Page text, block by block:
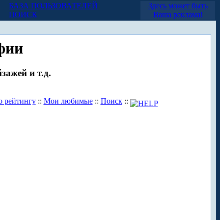
БАЗА ПОЛЬЗОВАТЕЛЕЙ
ПОИСК
Здесь может быть
Ваша реклама!
и т.д.
рейтингу:: Мои любимые:: Поиск::